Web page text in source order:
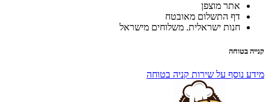
אתר מוצפן
דף התשלום מאובטח
חנות ישראלית. משלוחים מישראל
קנייה בטוחה
מידע נוסף על שירות קניה בטוחה